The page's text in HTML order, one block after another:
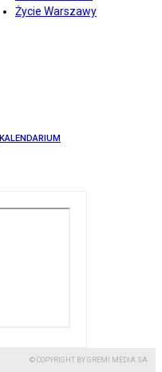
Życie Warszawy
KALENDARIUM
© COPYRIGHT BY GREMI MEDIA SA